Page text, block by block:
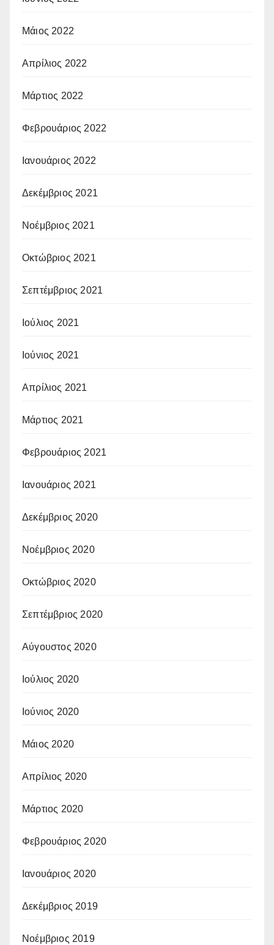
Μάιος 2022
Απρίλιος 2022
Μάρτιος 2022
Φεβρουάριος 2022
Ιανουάριος 2022
Δεκέμβριος 2021
Νοέμβριος 2021
Οκτώβριος 2021
Σεπτέμβριος 2021
Ιούλιος 2021
Ιούνιος 2021
Απρίλιος 2021
Μάρτιος 2021
Φεβρουάριος 2021
Ιανουάριος 2021
Δεκέμβριος 2020
Νοέμβριος 2020
Οκτώβριος 2020
Σεπτέμβριος 2020
Αύγουστος 2020
Ιούλιος 2020
Ιούνιος 2020
Μάιος 2020
Απρίλιος 2020
Μάρτιος 2020
Φεβρουάριος 2020
Ιανουάριος 2020
Δεκέμβριος 2019
Νοέμβριος 2019